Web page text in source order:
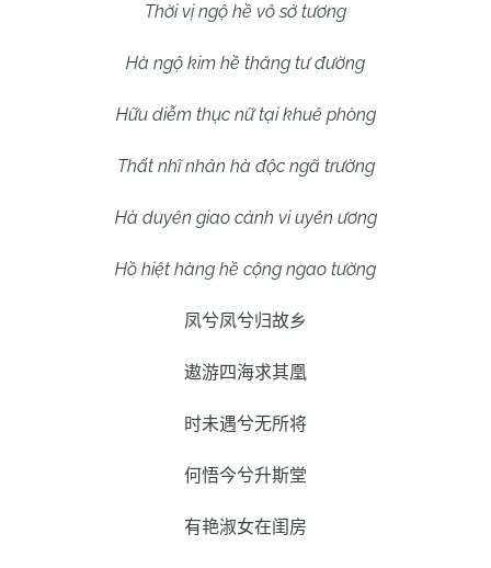
Thời vị ngộ hề vô sở tương
Hà ngộ kim hề thăng tư đường
Hữu diễm thục nữ tại khuê phòng
Thất nhĩ nhân hà độc ngã trường
Hà duyên giao cảnh vi uyên ương
Hồ hiệt hàng hề cộng ngao tường
凤兮凤兮归故乡
遨游四海求其凰
时未遇兮无所将
何悟今兮升斯堂
有艳淑女在闺房